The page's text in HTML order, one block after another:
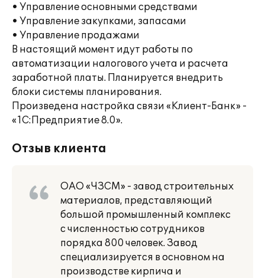
• Управление основными средствами
• Управление закупками, запасами
• Управление продажами
В настоящий момент идут работы по
автоматизации налогового учета и расчета
заработной платы. Планируется внедрить
блоки cистемы планирования.
Произведена настройка связи «Клиент-Банк» -
«1С:Предприятие 8.0».
Отзыв клиента
ОАО «ЧЗСМ» - завод строительных
материалов, представляющий
большой промышленный комплекс
с численностью сотрудников
порядка 800 человек. Завод
специализируется в основном на
производстве кирпича и